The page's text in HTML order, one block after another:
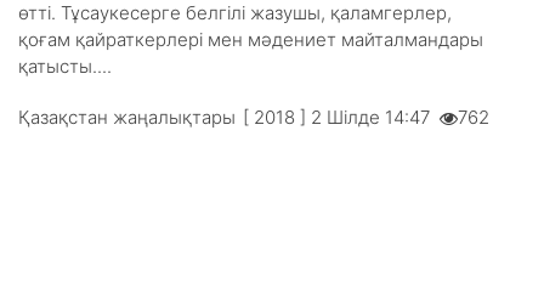
өтті. Тұсаукесерге белгілі жазушы, қаламгерлер,
қоғам қайраткерлері мен мәдениет майталмандары
қатысты....
Қазақстан жаңалықтары [ 2018 ] 2 Шілде 14:47 762